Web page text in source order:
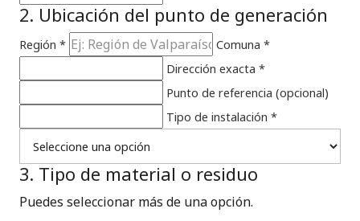
2. Ubicación del punto de generación
Región *
Comuna *
Dirección exacta *
Punto de referencia (opcional)
Tipo de instalación *
3. Tipo de material o residuo
Puedes seleccionar más de una opción.